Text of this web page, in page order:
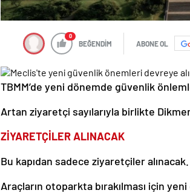
0
BEĞENDİM ABONE OL
TBMM’de yeni dönemde güvenlik
Artan ziyaretçi sayılarıyla birlikte
ZİYARETÇİLER ALINACAK
Bu kapıdan sadece ziyaretçiler alınacak.
Araçların otoparkta bırakılması için